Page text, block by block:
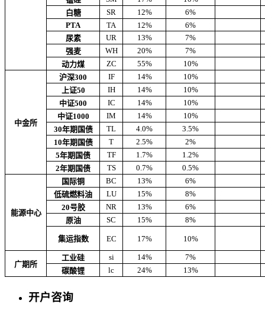
白糖
SR 12%
6%
PTA
TA 12%
6%
尿素
UR 13%
7%
强麦
WH 20%
7%
动力煤
ZC 55% 10%
中金所
沪深300 IF 14%
10%
上证50
IH 14%
10%
中证500
IC 14%
10%
中证1000
IM 14%
10%
30年期国债
TL 4.0%
3.5%
10年期国债
T 2.5%
2%
5年期国债
TF 1.7%
1.2%
2年期国债
TS 0.7% 0.5%
能源中心
国际铜 BC 13%
6%
低硫燃料油
LU 15%
8%
20号胶
NR 13%
6%
原油
SC 15% 8%
集运指数 EC 17% 10%
广期所
工业硅 si 14%
7%
碳酸锂
lc 24% 13%
开户咨询